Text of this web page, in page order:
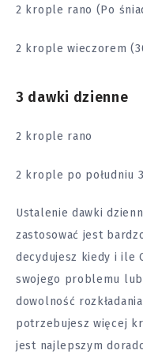
2 krople rano (Po
2 krople wieczorem
3 dawki dzienne
2 krople rano
2 krople po południu
Ustalenie dawki
zastosować jest
decydujesz kiedy i ile
swojego problemu
dowolność
potrzebujesz więcej
jest najlepszym